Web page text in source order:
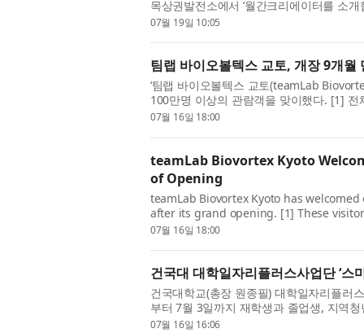
목상권발전소에서 ‘월간크리에이터를 소
니다’는 지역에서 활동하는 소상공인과 로
07월 19일 10:05
팀랩 바이오볼텍스 교토, 개장 9개월
‘팀랩 바이오볼텍스 교토(teamLab
100만명 이상의 관람객을 맞이했다. [1]
으며 이 중 외국인 비중은 약 42%를 차지
07월 16일 18:00
teamLab Biovortex Kyoto
of Opening
teamLab Biovortex Kyoto has
after its grand opening. [1] These
regions. International visitors account
07월 16일 18:00
건국대 대학일자리플러스사업단 ‘스
건국대학교(총장 원종필) 대학일자리플러
부터 7월 3일까지 재학생과 졸업생, 지역
램’을 운영했다. 이번 프로그램은 스마트
07월 16일 16:06